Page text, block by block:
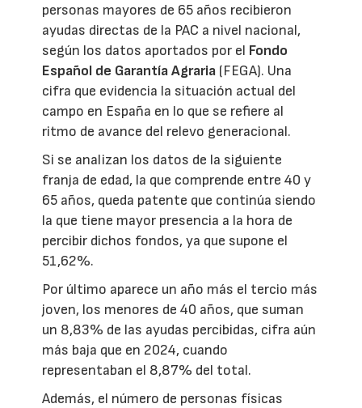
personas mayores de 65 años recibieron
ayudas directas de la PAC a nivel nacional,
según los datos aportados por el Fondo
Español de Garantía Agraria (FEGA). Una
cifra que evidencia la situación actual del
campo en España en lo que se refiere al
ritmo de avance del relevo generacional.
Si se analizan los datos de la siguiente
franja de edad, la que comprende entre 40 y
65 años, queda patente que continúa siendo
la que tiene mayor presencia a la hora de
percibir dichos fondos, ya que supone el
51,62%.
Por último aparece un año más el tercio más
joven, los menores de 40 años, que suman
un 8,83% de las ayudas percibidas, cifra aún
más baja que en 2024, cuando
representaban el 8,87% del total.
Además, el número de personas físicas